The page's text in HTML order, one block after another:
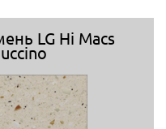
LG Hi Macs